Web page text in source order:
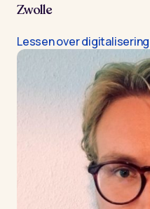
Zwolle
Lessen over